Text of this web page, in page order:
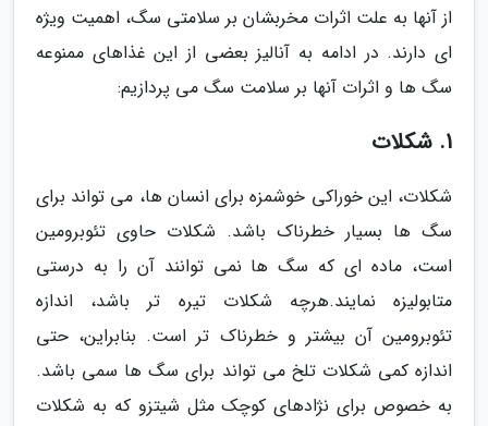
از آنها به علت اثرات مخربشان بر سلامتی سگ، اهمیت ویژه
ای دارند. در ادامه به آنالیز بعضی از این غذاهای ممنوعه
سگ ها و اثرات آنها بر سلامت سگ می پردازیم:
1. شکلات
شکلات، این خوراکی خوشمزه برای انسان ها، می تواند برای
سگ ها بسیار خطرناک باشد. شکلات حاوی تئوبرومین
است، ماده ای که سگ ها نمی توانند آن را به درستی
متابولیزه نمایند.هرچه شکلات تیره تر باشد، اندازه
تئوبرومین آن بیشتر و خطرناک تر است. بنابراین، حتی
اندازه کمی شکلات تلخ می تواند برای سگ ها سمی باشد.
به خصوص برای نژادهای کوچک مثل شیتزو که به شکلات